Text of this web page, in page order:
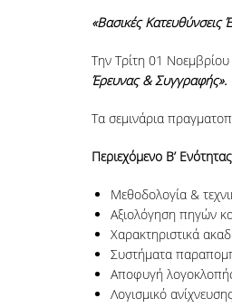
«Βασικές
Την Τρίτη 01 Νοεμβρίου
Έρευνας & Συγγραφής».
Τα σεμινάρια
Περιεχόμενο Β’ Ενότητας
Μεθοδολογία &
Αξιολόγηση πηγών
Χαρακτηριστικά
Συστήματα
Αποφυγή
Λογισμικό